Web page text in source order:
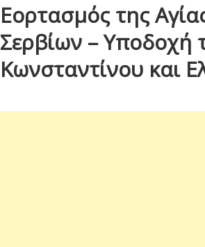
Εορτασμός της
Σερβίων – Υποδοχή
Κωνσταντίνου και